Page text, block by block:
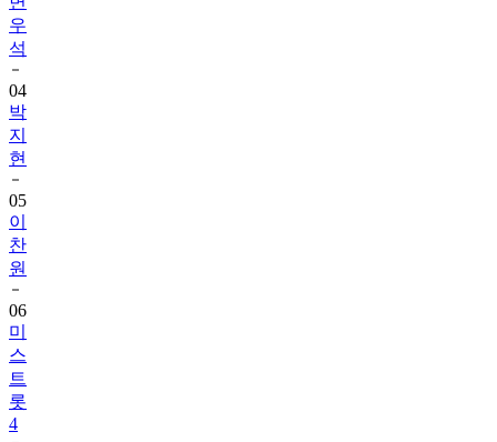
우
석
04
박
지
현
05
이
찬
원
06
미
스
트
롯
4